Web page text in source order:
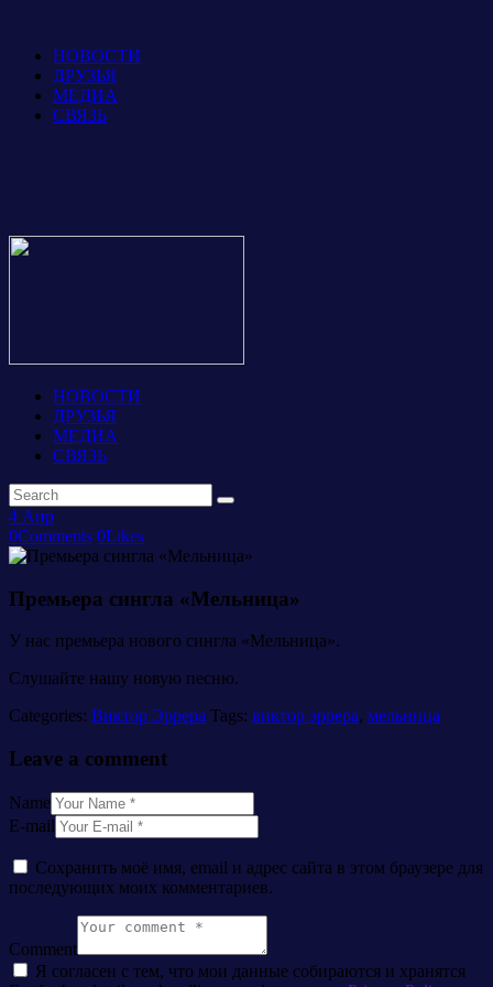
НОВОСТИ
ДРУЗЬЯ
МЕДИА
СВЯЗЬ
НОВОСТИ
ДРУЗЬЯ
МЕДИА
СВЯЗЬ
4 Апр
0Comments 0Likes
Премьера сингла «Мельница»
У нас премьера нового сингла «Мельница».
Слушайте нашу новую песню.
Categories: Виктор Эррера Tags: виктор эррера, мельница
Leave a comment
Name
E-mail
Сохранить моё имя, email и адрес сайта в этом браузере для
последующих моих комментариев.
Comment
Я согласен с тем, что мои данные собираются и хранятся